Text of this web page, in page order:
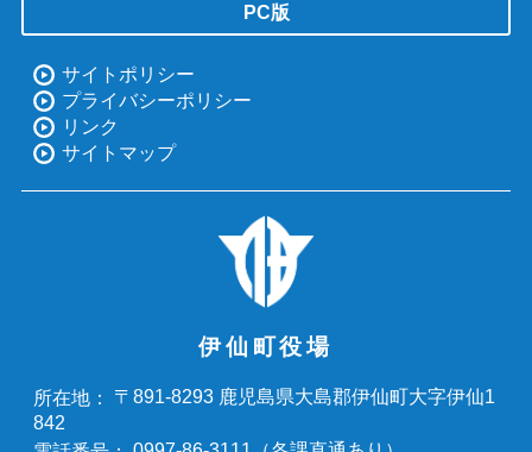
PC版
サイトポリシー
プライバシーポリシー
リンク
サイトマップ
伊仙町役場
所在地：
〒891-8293 鹿児島県大島郡伊仙町大字伊仙1
842